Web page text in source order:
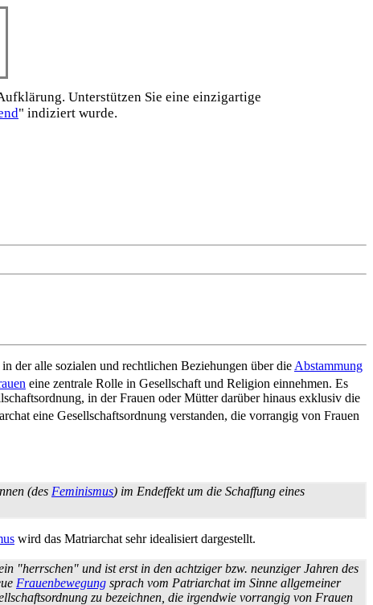
Unterstützen Sie eine einzig­artige
" indiziert wurde.
der alle sozialen und rechtlichen Beziehungen über die Abstammung
eine zentrale Rolle in Gesellschaft und Religion einnehmen. Es
in der Frauen oder Mütter darüber hinaus exklusiv die
eine Gesellschafts­ordnung verstanden, die vorrangig von Frauen
(des Feminismus) im Endeffekt um die Schaffung eines
wird das Matriarchat sehr idealisiert dargestellt.
"herrschen" und ist erst in den achtziger bzw. neunziger Jahren des
Frauenbewegung sprach vom Patriarchat im Sinne allgemeiner
zu bezeichnen, die irgendwie vorrangig von Frauen